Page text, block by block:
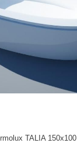
TALIA 150x100